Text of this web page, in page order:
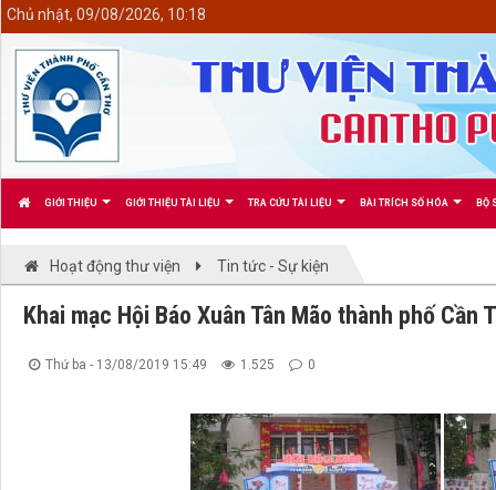
GIỚI THIỆU GIỚI THIỆU TÀI LIỆU TRA CỨU TÀI LIỆU BÀI TRÍCH SỐ HÓA BỘ
Chủ nhật, 09/08/2026, 10:18
Hoạt động thư viện Tin tức - Sự kiện
Khai mạc Hội Báo Xuân Tân Mão thành phố Cần
Thứ ba - 13/08/2019 15:49 1.525 0
<